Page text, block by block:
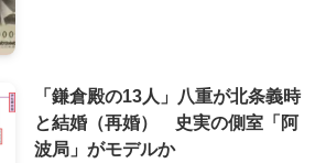
「鎌倉殿の13人」八重が北条義時
と結婚（再婚） 史実の側室「阿
波局」がモデルか